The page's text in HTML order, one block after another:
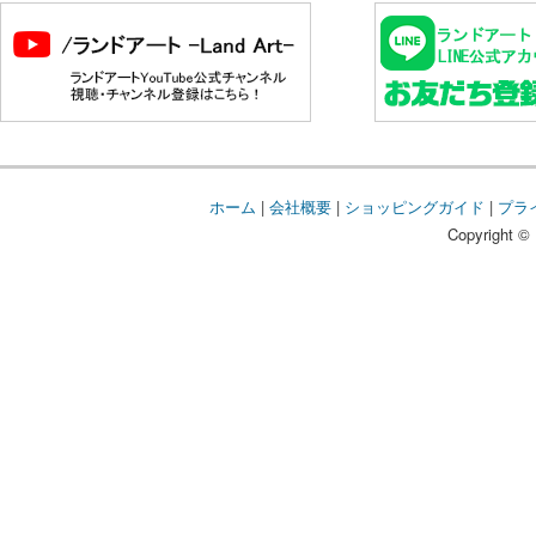
ホーム | 会社概要| ショッピングガイド | プラ
Copyright ©